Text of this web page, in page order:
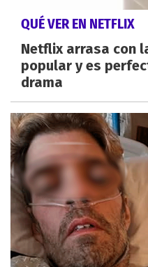
QUÉ VER EN NETFLIX
Netflix arrasa con
popular y es
drama